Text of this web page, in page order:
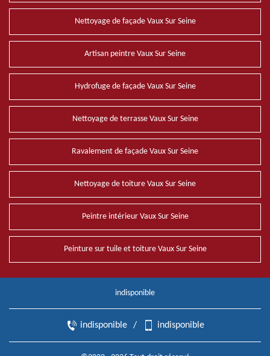
Nettoyage de façade Vaux Sur Seine
Artisan peintre Vaux Sur Seine
Hydrofuge de façade Vaux Sur Seine
Nettoyage de terrasse Vaux Sur Seine
Ravalement de façade Vaux Sur Seine
Nettoyage de toiture Vaux Sur Seine
Peintre intérieur Vaux Sur Seine
Peinture sur tuile et toiture Vaux Sur Seine
indisponible
indisponible / indisponible